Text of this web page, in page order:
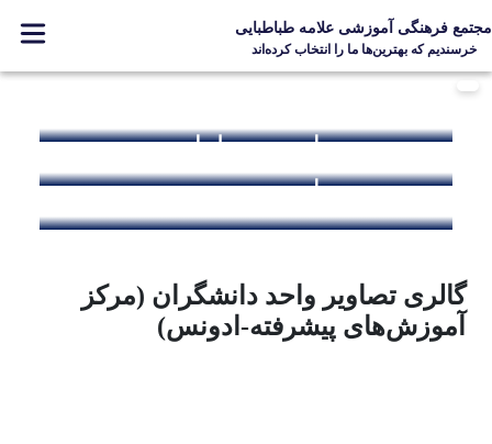
مجتمع فرهنگی آموزشی علامه طباطبایی
خرسندیم که بهترین‌ها ما را انتخاب کرده‌اند
اخبار مدرسه
گالری تصاویر
ارتباط با ما
متوسطه دوره اول
متوسطه دوره دوم
گالری تصاویر واحد دانشگران (مرکز
آموزش‌های پیشرفته-ادونس)